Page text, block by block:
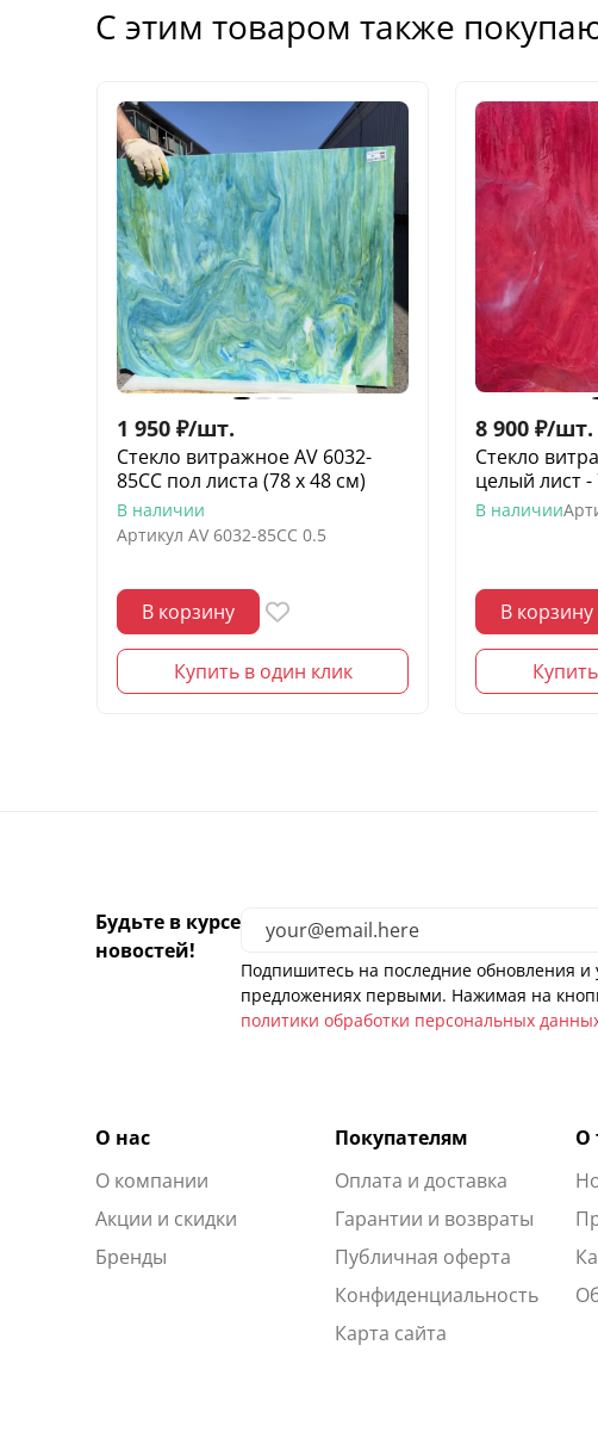
С этим товаром также
1 950 ₽/шт.
Стекло витражное AV 6032-
85CC пол листа (78 х 48 см)
В наличии
Артикул AV 6032-85CC 0.5
В корзину
Купить в один клик
8 900 ₽/шт.
Стекло
целый лист -
В наличии
В корзину
Будьте в курсе
новостей!
Подпишитесь на последние обновления
предложениях первыми. Нажимая на
политики обработки персональных
О нас
О компании
Акции и скидки
Бренды
Покупателям
Оплата и доставка
Гарантии и возвраты
Публичная оферта
Конфиденциальность
Карта сайта
О